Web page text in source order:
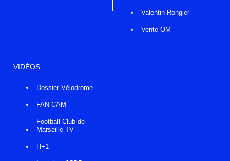
Valentin Rongier
Vente OM
VIDÉOS
Dossier Vélodrome
FAN CAM
Football Club de
Marseille TV
H+1